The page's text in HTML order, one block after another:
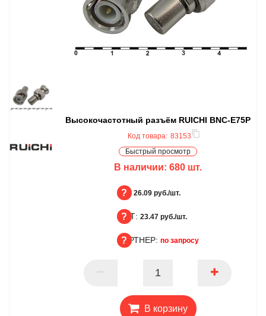
Высокочастотный разъём RUICHI BNC-E75P
Код товара: 83153
Быстрый просмотр
В наличии: 680 шт.
БЦ: 26.09 руб./шт.
ОПТ: 23.47 руб./шт.
ПАРТНЕР: по запросу
В корзину